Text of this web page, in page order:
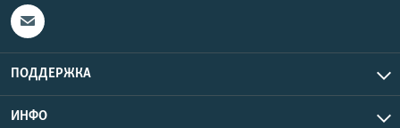
ПОДДЕРЖКА
ИНФО